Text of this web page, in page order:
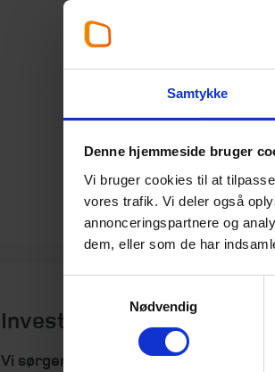
Samtykke
Denne hjemmeside bruger
Vi bruger cookies til at
vores trafik. Vi deler også
annonceringspartnere og
dem, eller som de har
Nødvendig
Investering
Vi sørger for at dine penge